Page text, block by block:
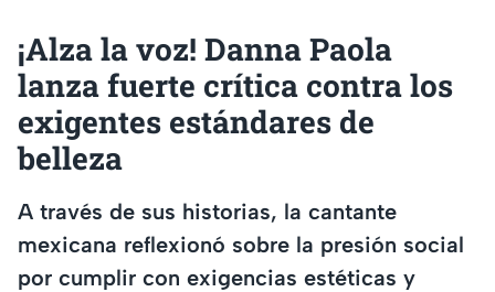
¡Alza la voz! Danna Paola
lanza fuerte crítica contra los
exigentes estándares de
belleza
A través de sus historias, la cantante
mexicana reflexionó sobre la presión social
por cumplir con exigencias estéticas y